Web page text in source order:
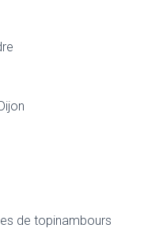
de topinambours